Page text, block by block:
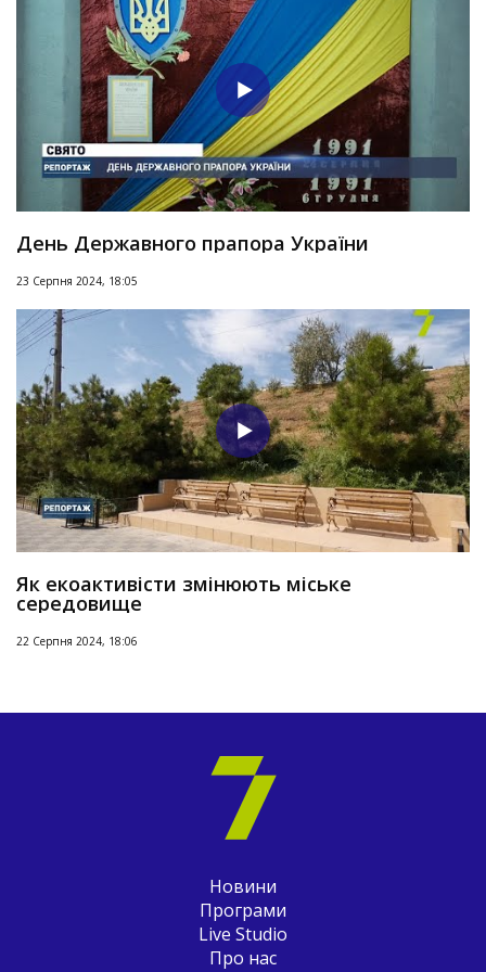
День Державного прапора України
23 Серпня 2024, 18:05
Як екоактивісти змінюють міське
середовище
22 Серпня 2024, 18:06
Новини
Програми
Live Studio
Про нас